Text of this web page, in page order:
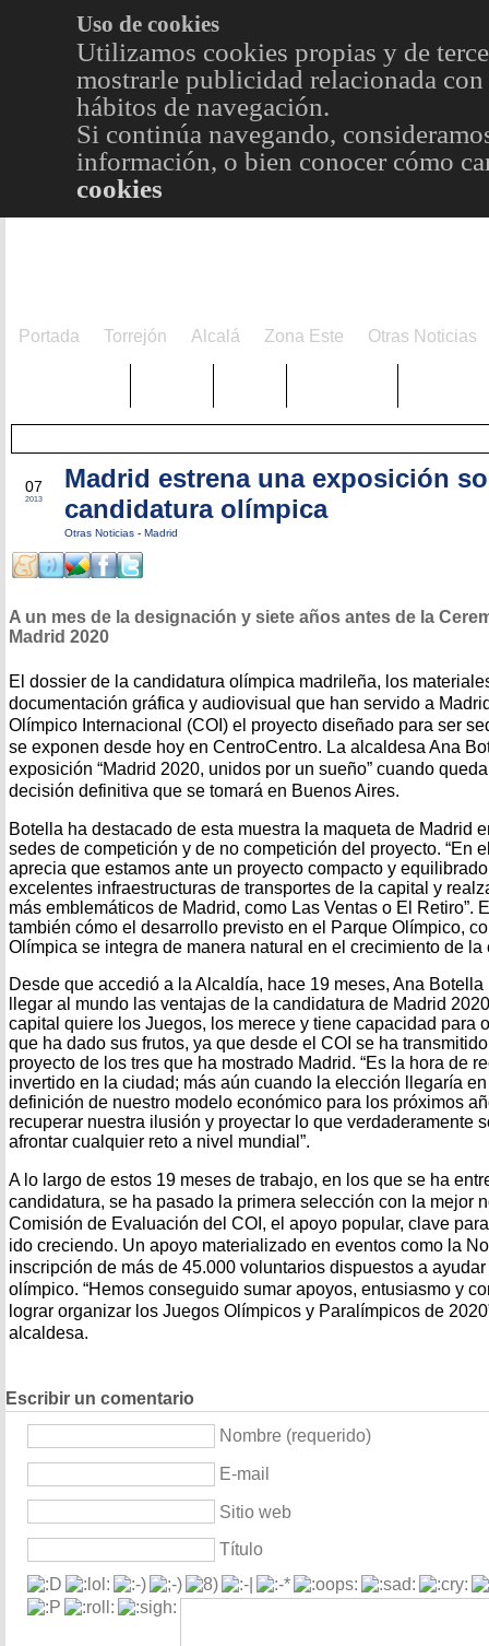
Uso de cookies
Utilizamos cookies propias y de
mostrarle publicidad relacionada
hábitos de navegación.
Si continúa navegando,
información, o bien conocer cómo
cookies
Portada Torrejón Alcalá Zona Este Otras Noticias
07
2013
Madrid estrena una exposición
candidatura olímpica
Otras Noticias - Madrid
A un mes de la designación y siete años antes de la
Madrid 2020
El dossier de la candidatura olímpica madrileña, los
documentación gráfica y audiovisual que han servido a
Olímpico Internacional (COI) el proyecto diseñado para ser
se exponen desde hoy en CentroCentro. La alcaldesa Ana
exposición “Madrid 2020, unidos por un sueño” cuando
decisión definitiva que se tomará en Buenos Aires.
Botella ha destacado de esta muestra la maqueta de Madrid
sedes de competición y de no competición del proyecto. “En
aprecia que estamos ante un proyecto compacto y
excelentes infraestructuras de transportes de la capital y
más emblemáticos de Madrid, como Las Ventas o El Retiro”.
también cómo el desarrollo previsto en el Parque Olímpico,
Olímpica se integra de manera natural en el crecimiento de la
Desde que accedió a la Alcaldía, hace 19 meses, Ana
llegar al mundo las ventajas de la candidatura de Madrid
capital quiere los Juegos, los merece y tiene capacidad para
que ha dado sus frutos, ya que desde el COI se ha
proyecto de los tres que ha mostrado Madrid. “Es la hora de
invertido en la ciudad; más aún cuando la elección llegaría
definición de nuestro modelo económico para los próximos
recuperar nuestra ilusión y proyectar lo que verdaderamente
afrontar cualquier reto a nivel mundial”.
A lo largo de estos 19 meses de trabajo, en los que se ha
candidatura, se ha pasado la primera selección con la mejor
Comisión de Evaluación del COI, el apoyo popular, clave
ido creciendo. Un apoyo materializado en eventos como la
inscripción de más de 45.000 voluntarios dispuestos a
olímpico. “Hemos conseguido sumar apoyos, entusiasmo y
lograr organizar los Juegos Olímpicos y Paralímpicos de
alcaldesa.
Escribir un comentario
Nombre (requerido)
E-mail
Sitio web
Título